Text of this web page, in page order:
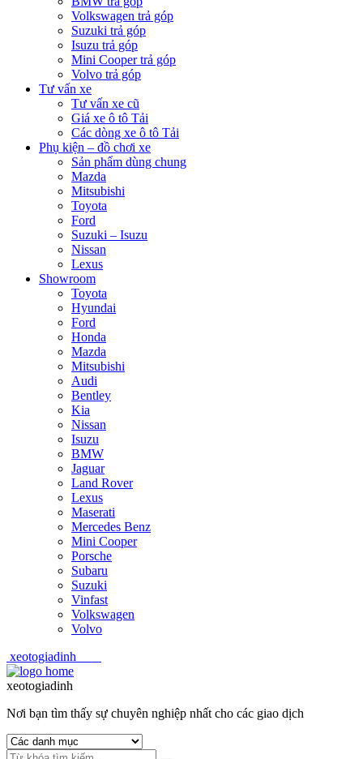
Volkswagen trả góp
Suzuki trả góp
Isuzu trả góp
Mini Cooper trả góp
Volvo trả góp
Tư vấn xe
Tư vấn xe cũ
Giá xe ô tô Tải
Các dòng xe ô tô Tải
Phụ kiện – đồ chơi xe
Sản phẩm dùng chung
Mazda
Mitsubishi
Toyota
Ford
Suzuki – Isuzu
Nissan
Lexus
Showroom
Toyota
Hyundai
Ford
Honda
Mazda
Mitsubishi
Audi
Bentley
Kia
Nissan
Isuzu
BMW
Jaguar
Land Rover
Lexus
Maserati
Mercedes Benz
Mini Cooper
Porsche
Subaru
Suzuki
Vinfast
Volkswagen
Volvo
xeotogiadinh
Skip
to
Skip
to
xeotogiadinh
Nơi bạn tìm thấy sự chuyên nghiệp nhất cho các giao dịch